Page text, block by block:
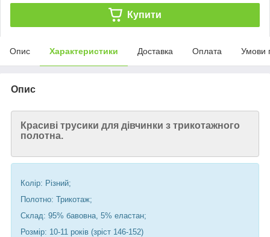
Купити
Опис Характеристики Доставка Оплата Умови
Опис
Красиві трусики для дівчинки з трикотажного
полотна.
Колір: Різний;
Полотно: Трикотаж;
Склад: 95% бавовна, 5% еластан;
Розмір: 10-11 років (зріст 146-152)